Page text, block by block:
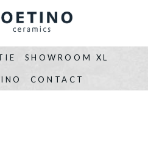
SHOWROOM XL
CONTACT